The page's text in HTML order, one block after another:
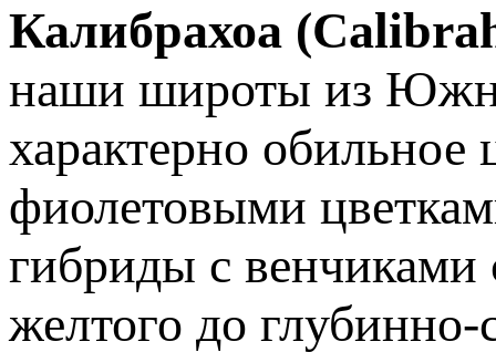
Калибрахоа
наши широты из
характерно обильное
фиолетовыми
гибриды с венчиками
желтого до глубинно-